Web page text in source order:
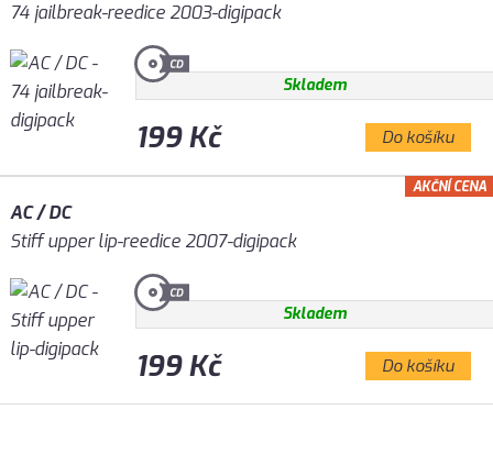
74 jailbreak-reedice 2003-digipack
Skladem
199 Kč Do košíku
AC / DC
Stiff upper lip-reedice 2007-digipack
Skladem
199 Kč Do košíku
AKČNÍ CENA